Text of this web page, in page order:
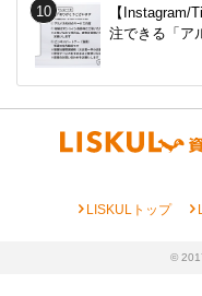
【Instagram/
注できる「ア
chevron_rightLISKULトップ chevron_right
©